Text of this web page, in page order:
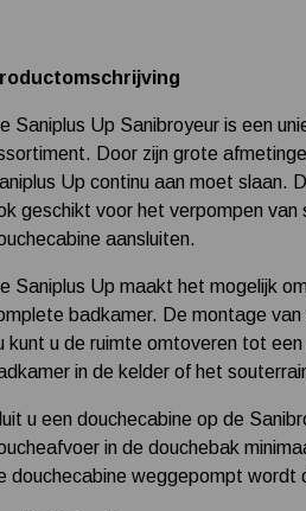
Saniplus Up Sanibroyeur is een
Door zijn grote
Up continu aan moet slaan.
geschikt voor het verpompen
aansluiten.
Saniplus Up maakt het mogelijk
badkamer. De montage
kunt u de ruimte omtoveren tot
in de kelder of het
u een douchecabine op de
in de douchebak
douchecabine weggepompt wordt